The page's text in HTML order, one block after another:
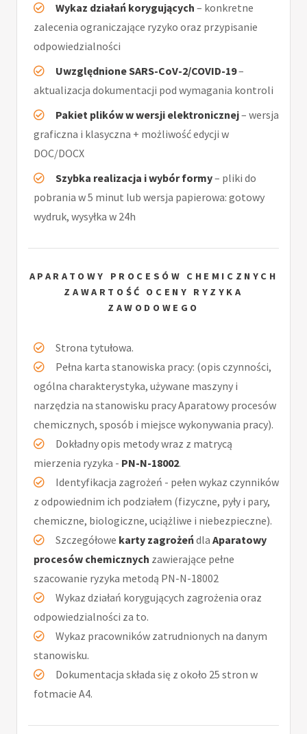
Wykaz działań korygujących – konkretne
zalecenia ograniczające ryzyko oraz przypisanie
odpowiedzialności
Uwzględnione SARS-CoV-2/COVID-19–
aktualizacja dokumentacji pod wymagania kontroli
Pakiet plików w wersji elektronicznej– wersja
graficzna i klasyczna + możliwość edycji w
DOC/DOCX
Szybka realizacja i wybór formy– pliki do
pobrania w 5 minut lub wersja papierowa: gotowy
wydruk, wysyłka w 24h
APARATOWY PROCESÓW CHEMICZNYCH
ZAWARTOŚĆ OCENY RYZYKA
ZAWODOWEGO
Strona tytułowa.
Pełna karta stanowiska pracy: (opis czynności,
ogólna charakterystyka, używane maszyny i
narzędzia na stanowisku pracy Aparatowy procesów
chemicznych, sposób i miejsce wykonywania pracy).
Dokładny opis metody wraz z matrycą
mierzenia ryzyka - PN-N-18002.
Identyfikacja zagrożeń - pełen wykaz czynników
z odpowiednim ich podziałem (fizyczne, pyły i pary,
chemiczne, biologiczne, uciążliwe i niebezpieczne).
Szczegółowe karty zagrożeńdla Aparatowy
procesów chemicznych zawierające pełne
szacowanie ryzyka metodą PN-N-18002
Wykaz działań korygujących zagrożenia oraz
odpowiedzialności za to.
Wykaz pracowników zatrudnionych na danym
stanowisku.
Dokumentacja składa się z około 25 stron w
fotmacie A4.